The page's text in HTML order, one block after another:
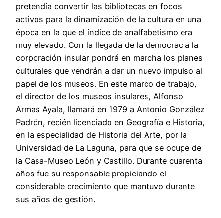
pretendía convertir las bibliotecas en focos
activos para la dinamización de la cultura en una
época en la que el índice de analfabetismo era
muy elevado. Con la llegada de la democracia la
corporación insular pondrá en marcha los planes
culturales que vendrán a dar un nuevo impulso al
papel de los museos. En este marco de trabajo,
el director de los museos insulares, Alfonso
Armas Ayala, llamará en 1979 a Antonio González
Padrón, recién licenciado en Geografía e Historia,
en la especialidad de Historia del Arte, por la
Universidad de La Laguna, para que se ocupe de
la Casa-Museo León y Castillo. Durante cuarenta
años fue su responsable propiciando el
considerable crecimiento que mantuvo durante
sus años de gestión.